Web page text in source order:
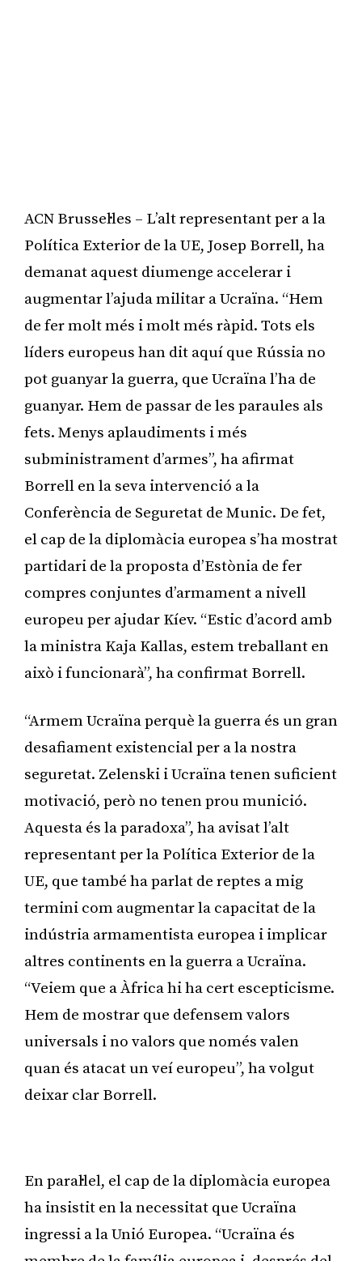
ACN Brussel·les – L’alt representant per a la
Política Exterior de la UE, Josep Borrell, ha
demanat aquest diumenge accelerar i
augmentar l’ajuda militar a Ucraïna. “Hem
de fer molt més i molt més ràpid. Tots els
líders europeus han dit aquí que Rússia no
pot guanyar la guerra, que Ucraïna l’ha de
guanyar. Hem de passar de les paraules als
fets. Menys aplaudiments i més
subministrament d’armes”, ha afirmat
Borrell en la seva intervenció a la
Conferència de Seguretat de Munic. De fet,
el cap de la diplomàcia europea s’ha mostrat
partidari de la proposta d’Estònia de fer
compres conjuntes d’armament a nivell
europeu per ajudar Kíev. “Estic d’acord amb
la ministra Kaja Kallas, estem treballant en
això i funcionarà”, ha confirmat Borrell.
“Armem Ucraïna perquè la guerra és un gran
desafiament existencial per a la nostra
seguretat. Zelenski i Ucraïna tenen suficient
motivació, però no tenen prou munició.
Aquesta és la paradoxa”, ha avisat l’alt
representant per la Política Exterior de la
UE, que també ha parlat de reptes a mig
termini com augmentar la capacitat de la
indústria armamentista europea i implicar
altres continents en la guerra a Ucraïna.
“Veiem que a Àfrica hi ha cert escepticisme.
Hem de mostrar que defensem valors
universals i no valors que només valen
quan és atacat un veí europeu”, ha volgut
deixar clar Borrell.
En paral·lel, el cap de la diplomàcia europea
ha insistit en la necessitat que Ucraïna
ingressi a la Unió Europea. “Ucraïna és